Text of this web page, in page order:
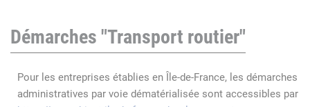
Démarches "Transport routier"
Pour les entreprises établies en Île-de-France, les démarches
administratives par voie dématérialisée sont accessibles par